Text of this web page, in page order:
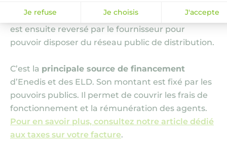
Je refuse Je choisis J'accepte
souscrits…) et de leur consommation. Ce montant
est ensuite reversé par le fournisseur pour
pouvoir disposer du réseau public de distribution.
C’est la principale source de financement
d’Enedis et des ELD. Son montant est fixé par les
pouvoirs publics. Il permet de couvrir les frais de
fonctionnement et la rémunération des agents.
Pour en savoir plus, consultez notre article dédié
aux taxes sur votre facture.